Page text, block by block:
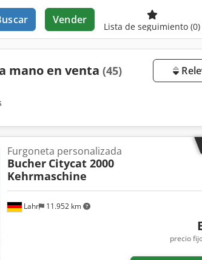
Vender
Lista de seguimiento (0)
mano en venta (45)
Lahr 11.952 km
Furgoneta personalizada
Bucher Citycat 2000
Kehrmaschine
precio